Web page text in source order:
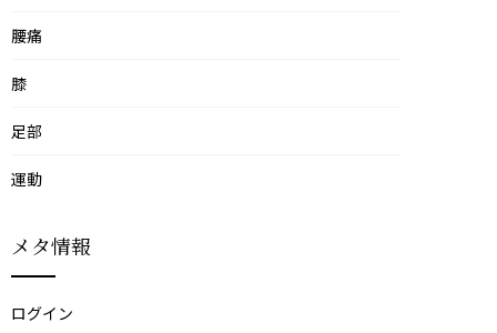
腰痛
膝
足部
運動
メタ情報
ログイン